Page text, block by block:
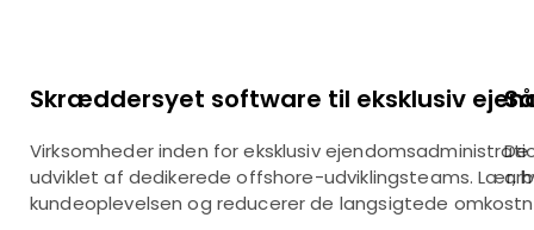
Skræddersyet software til eksklusiv
Virksomheder inden for eksklusiv
udviklet af dedikerede offshore-udviklingsteams.
kundeoplevelsen og reducerer de langsigtede